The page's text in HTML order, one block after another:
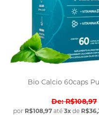
Bio Calcio 60caps
R$108,97
por R$108,97 até3x de